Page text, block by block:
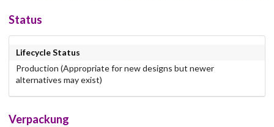
Status
Lifecycle Status
Production (Appropriate for new designs but newer
alternatives may exist)
Verpackung